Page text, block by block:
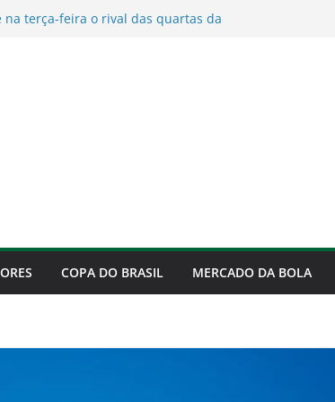
na terça-feira o rival das quartas da
COPA DO BRASIL MERCADO DA BOLA